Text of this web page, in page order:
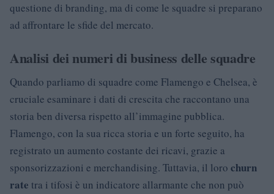
questione di branding, ma di come le squadre si preparano
ad affrontare le sfide del mercato.
Analisi dei numeri di business delle squadre
Quando parliamo di squadre come Flamengo e Chelsea, è
cruciale esaminare i dati di crescita che raccontano una
storia ben diversa rispetto all’immagine pubblica.
Flamengo, con la sua ricca storia e un forte seguito, ha
registrato un aumento costante dei ricavi, grazie a
sponsorizzazioni e merchandising. Tuttavia, il loro churn
rate tra i tifosi è un indicatore allarmante che non può